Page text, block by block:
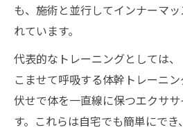
も、施術と並行してインナーマ
れています。
代表的なトレーニングとしては
こませて呼吸する体幹トレーニ
伏せで体を一直線に保つエクサ
す。これらは自宅でも簡単にで